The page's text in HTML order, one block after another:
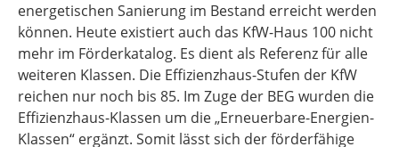
energetischen Sanierung im Bestand erreicht werden
können. Heute existiert auch das KfW-Haus 100 nicht
mehr im Förderkatalog. Es dient als Referenz für alle
weiteren Klassen. Die Effizienzhaus-Stufen der KfW
reichen nur noch bis 85. Im Zuge der BEG wurden die
Effizienzhaus-Klassen um die „Erneuerbare-Energien-
Klassen“ ergänzt. Somit lässt sich der förderfähige